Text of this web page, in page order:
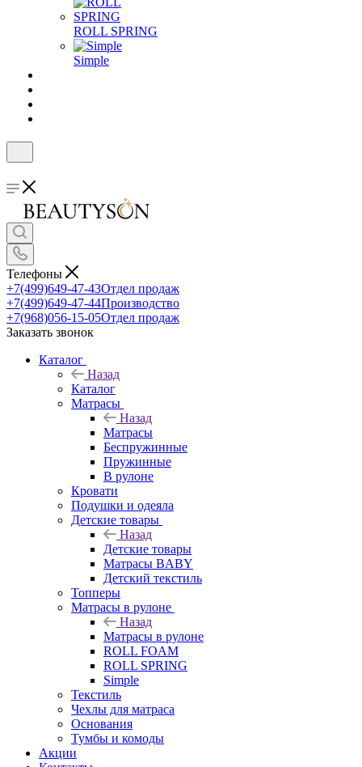
ROLL SPRING
Simple
Телефоны
+7(499)649-47-43Отдел продаж
+7(499)649-47-44Производство
+7(968)056-15-05Отдел продаж
Заказать звонок
Каталог
Назад
Каталог
Матрасы
Назад
Матрасы
Беспружинные
Пружинные
В рулоне
Кровати
Подушки и одеяла
Детские товары
Назад
Детские товары
Матрасы BABY
Детский текстиль
Топперы
Матрасы в рулоне
Назад
Матрасы в рулоне
ROLL FOAM
ROLL SPRING
Simple
Текстиль
Чехлы для матраса
Основания
Тумбы и комоды
Акции